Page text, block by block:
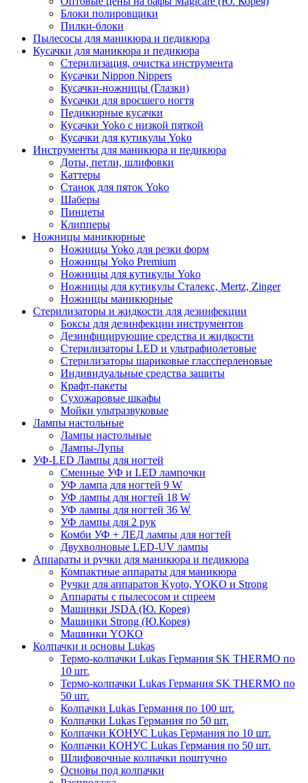
Блоки полировщики
Пилки-блоки
Пылесосы для маникюра и педикюра
Кусачки для маникюра и педикюра
Стерилизация, очистка инструмента
Кусачки Nippon Nippers
Кусачки-ножницы (Глазки)
Кусачки для вросшего ногтя
Педикюрные кусачки
Кусачки Yoko с низкой пяткой
Кусачки для кутикулы Yoko
Инструменты для маникюра и педикюра
Доты, петли, шлифовки
Каттеры
Станок для пяток Yoko
Шаберы
Пинцеты
Клипперы
Ножницы маникюрные
Ножницы Yoko для резки форм
Ножницы Yoko Premium
Ножницы для кутикулы Yoko
Ножницы для кутикулы Сталекс, Mertz, Zinger
Ножницы маникюрные
Стерилизаторы и жидкости для дезинфекции
Боксы для дезинфекции инструментов
Дезинфицирующие средства и жидкости
Стерилизаторы LED и ультрафиолетовые
Стерилизаторы шариковые глассперленовые
Индивидуальные средства защиты
Крафт-пакеты
Сухожаровые шкафы
Мойки ультразвуковые
Лампы настольные
Лампы настольные
Лампы-Лупы
УФ-LED Лампы для ногтей
Сменные УФ и LED лампочки
УФ лампа для ногтей 9 W
УФ лампы для ногтей 18 W
УФ лампы для ногтей 36 W
УФ лампы для 2 рук
Комби УФ + ЛЕД лампы для ногтей
Двухволновые LED-UV лампы
Аппараты и ручки для маникюра и педикюра
Компактные аппараты для маникюра
Ручки для аппаратов Kyoto, YOKO и Strong
Аппараты с пылесосом и спреем
Машинки JSDA (Ю. Корея)
Машинки Strong (Ю.Корея)
Машинки YOKO
Колпачки и основы Lukas
Термо-колпачки Lukas Германия SK THERMO по
10 шт.
Термо-колпачки Lukas Германия SK THERMO по
50 шт.
Колпачки Lukas Германия по 100 шт.
Колпачки Lukas Германия по 50 шт.
Колпачки КОНУС Lukas Германия по 10 шт.
Колпачки КОНУС Lukas Германия по 50 шт.
Шлифовочные колпачки поштучно
Основы под колпачки